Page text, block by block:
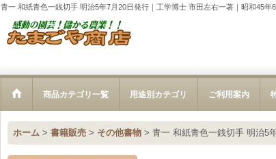
青一 和紙青色一銭切手 明治5年7月20日発行｜工学博士 市田左右一著｜昭和45年
商品カテゴリ一覧 用途別カテゴリ ご利用案内
ホーム > 書籍販売 > その他書物 > 青一 和紙青色一銭切手 明治5